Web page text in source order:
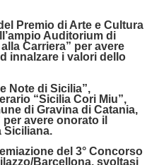
Premio di Arte e Cultura
Auditorium di
Carriera” per avere
innalzare i valori dello
Note di Sicilia”,
“Sicilia Cori Miu”,
di Gravina di Catania,
avere onorato il
Siciliana.
del 3° Concorso
Barcellona, svoltasi